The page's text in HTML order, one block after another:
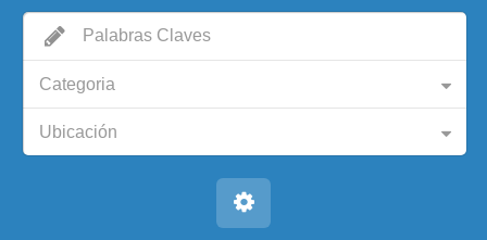
Categoria
Ubicación